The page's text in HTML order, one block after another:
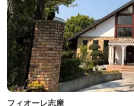
フィオーレ志摩